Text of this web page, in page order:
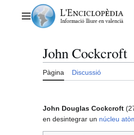
contingutMenú principal
John Cockcroft
Pàgina Discussió
John Douglas Cockcroft
en desintegrar un núcleu